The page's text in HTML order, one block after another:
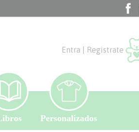
Entra | Registrate
Personalizados